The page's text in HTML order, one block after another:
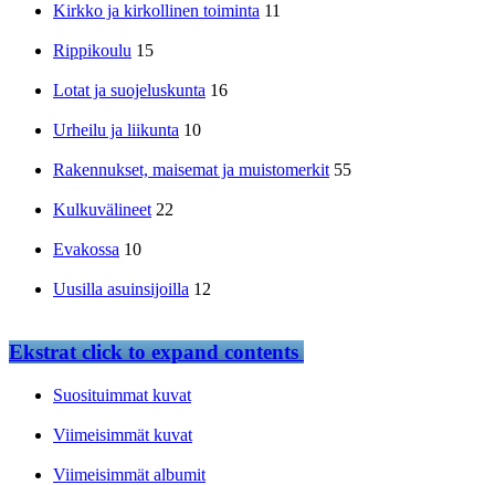
Kirkko ja kirkollinen toiminta 11
Rippikoulu 15
Lotat ja suojeluskunta 16
Urheilu ja liikunta 10
Rakennukset, maisemat ja muistomerkit 55
Kulkuvälineet 22
Evakossa 10
Uusilla asuinsijoilla 12
Ekstratclick to expand contents
Suosituimmat kuvat
Viimeisimmät kuvat
Viimeisimmät albumit